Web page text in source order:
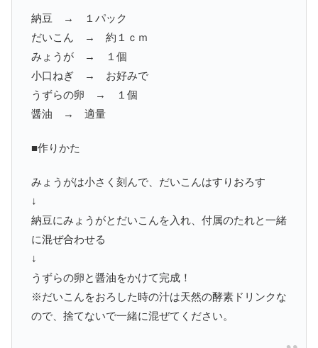
納豆 → １パック
だいこん → 約１ｃｍ
みょうが → １個
小口ねぎ → お好みで
うずらの卵 → １個
醤油 → 適量
■作りかた
みょうがは小さく刻んで、だいこんはすりおろす
↓
納豆にみょうがとだいこんを入れ、付属のたれと一緒
に混ぜ合わせる
↓
うずらの卵と醤油をかけて完成！
※だいこんをおろした時の汁は天然の酵素ドリンクな
ので、捨てないで一緒に混ぜてください。